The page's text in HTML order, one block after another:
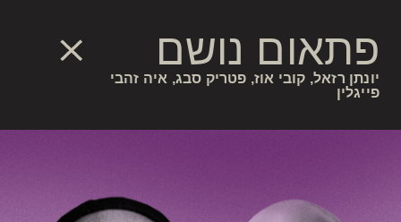
פתאום נושם
יונתן רזאל, קובי אוז, פטריק סבג, איה זהבי
פייגלין